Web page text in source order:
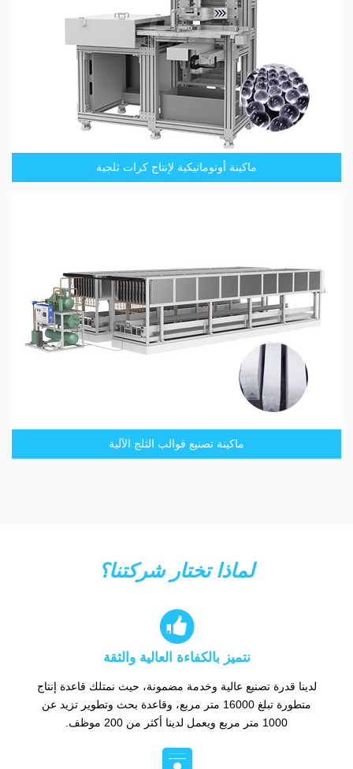
ماكينة أوتوماتيكية لإنتاج كرات ثلجية
ماكينة تصنيع قوالب الثلج الآلية
لماذا تختار شركتنا؟

نتميز بالكفاءة العالية والثقة
لدينا قدرة تصنيع عالية وخدمة مضمونة، حيث نمتلك قاعدة إنتاج
متطورة تبلغ 16000 متر مربع، وقاعدة بحث وتطوير تزيد عن
1000 متر مربع ويعمل لدينا أكثر من 200 موظف.